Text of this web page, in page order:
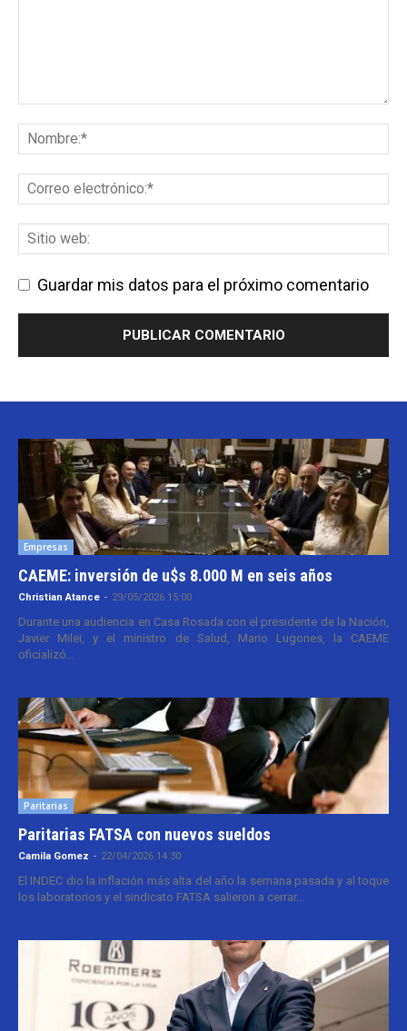
Guardar mis datos para el próximo comentario
Empresas
CAEME: inversión de u$s 8.000 M en seis años
Christian Atance - 29/05/2026 15:00
Durante una audiencia en Casa Rosada con el presidente de la Nación,
Javier Milei, y el ministro de Salud, Mario Lugones, la CAEME
oficializó...
Paritarias
Paritarias FATSA con nuevos sueldos
Camila Gomez - 22/04/2026 14:30
El INDEC dio la inflación más alta del año la semana pasada y al toque
los laboratorios y el sindicato FATSA salieron a cerrar...